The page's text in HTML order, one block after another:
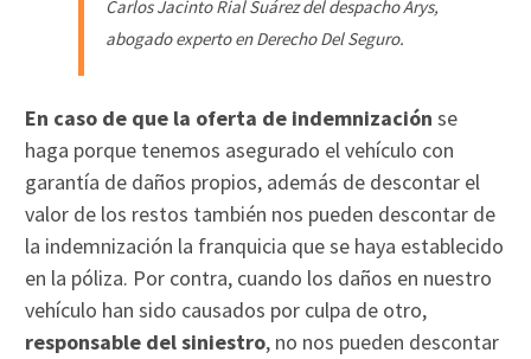
Carlos Jacinto Rial Suárez del despacho Arys,
abogado experto en Derecho Del Seguro.
En caso de que la oferta de indemnización se
haga porque tenemos asegurado el vehículo con
garantía de daños propios, además de descontar el
valor de los restos también nos pueden descontar de
la indemnización la franquicia que se haya establecido
en la póliza. Por contra, cuando los daños en nuestro
vehículo han sido causados por culpa de otro,
responsable del siniestro, no nos pueden descontar